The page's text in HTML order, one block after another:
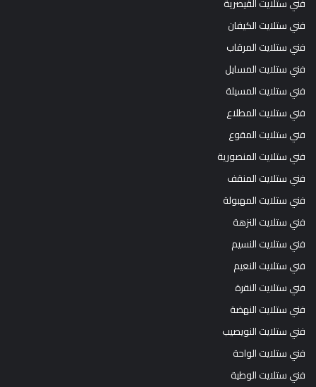
فني ستلايت القيصرية
فني ستلايت الكيفان
فني ستلايت المرقاب
فني ستلايت المسايل
فني ستلايت المسيلة
فني ستلايت المطلاع
فني ستلايت المقوع
فني ستلايت المنصورية
فني ستلايت المنقف
فني ستلايت المهبولة
فني ستلايت النزهة
فني ستلايت النسيم
فني ستلايت النعيم
فني ستلايت النقرة
فني ستلايت النهضة
فني ستلايت النويصيب
فني ستلايت الواحة
فني ستلايت الوطية